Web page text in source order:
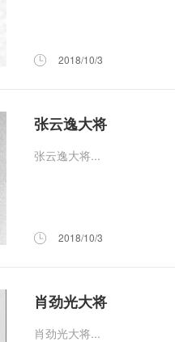
2018/10/3
张云逸大将
张云逸大将...
2018/10/3
肖劲光大将
肖劲光大将...